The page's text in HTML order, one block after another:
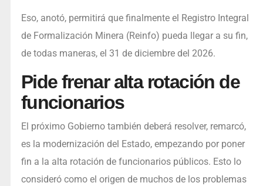
Eso, anotó, permitirá que finalmente el Registro Integral
de Formalización Minera (Reinfo) pueda llegar a su fin,
de todas maneras, el 31 de diciembre del 2026.
Pide frenar alta rotación de
funcionarios
El próximo Gobierno también deberá resolver, remarcó,
es la modernización del Estado, empezando por poner
fin a la alta rotación de funcionarios públicos. Esto lo
consideró como el origen de muchos de los problemas